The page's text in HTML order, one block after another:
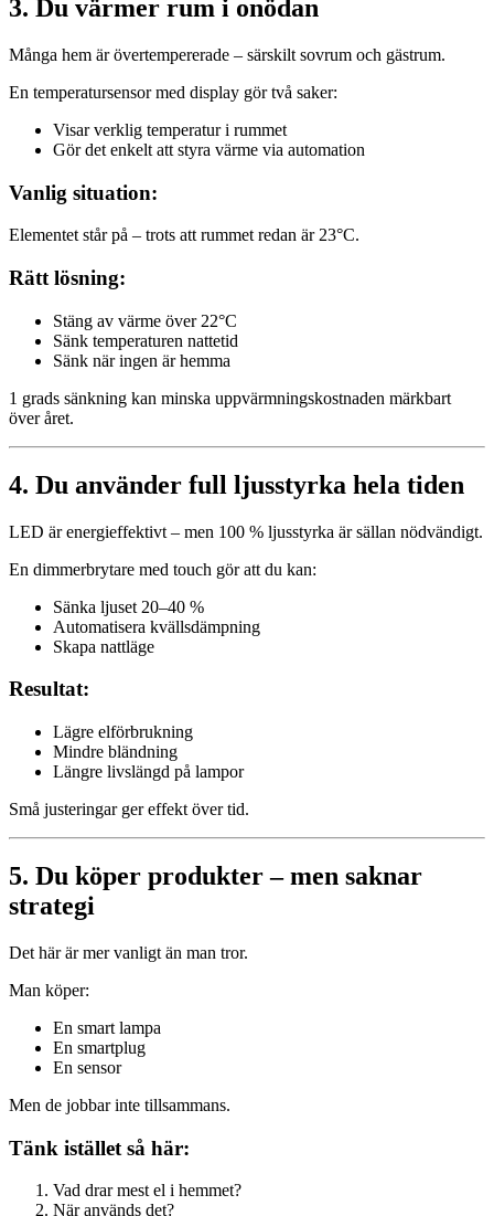
3. Du värmer rum i onödan
Många hem är övertempererade – särskilt sovrum och gästrum.
En temperatursensor med display gör två saker:
Visar verklig temperatur i rummet
Gör det enkelt att styra värme via automation
Vanlig situation:
Elementet står på – trots att rummet redan är 23°C.
Rätt lösning:
Stäng av värme över 22°C
Sänk temperaturen nattetid
Sänk när ingen är hemma
1 grads sänkning kan minska uppvärmningskostnaden märkbart
över året.
4. Du använder full ljusstyrka hela tiden
LED är energieffektivt – men 100 % ljusstyrka är sällan nödvändigt.
En dimmerbrytare med touch gör att du kan:
Sänka ljuset 20–40 %
Automatisera kvällsdämpning
Skapa nattläge
Resultat:
Lägre elförbrukning
Mindre bländning
Längre livslängd på lampor
Små justeringar ger effekt över tid.
5. Du köper produkter – men saknar
strategi
Det här är mer vanligt än man tror.
Man köper:
En smart lampa
En smartplug
En sensor
Men de jobbar inte tillsammans.
Tänk istället så här:
Vad drar mest el i hemmet?
När används det?